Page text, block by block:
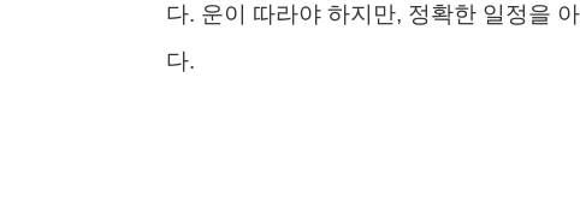
다. 운이 따라야 하지만, 정확한 일정을
다.